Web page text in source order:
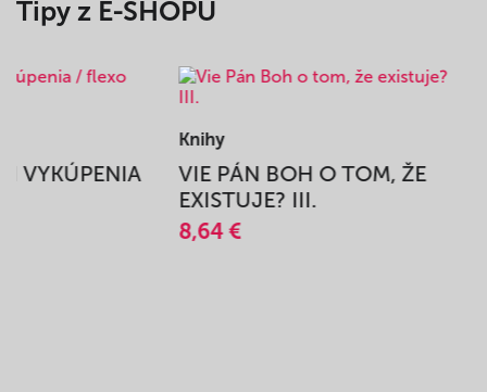
Tipy z E-SHOPU
VYKÚPENIA
Knihy
VIE PÁN BOH O TOM, ŽE
EXISTUJE? III.
8,64 €